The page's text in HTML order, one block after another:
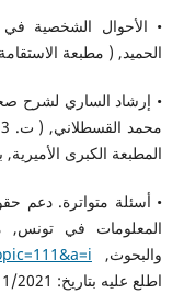
• الأحوال الشخصية
الحميد, ( مطبعة الاستقامة, مصر,
• إرشاد الساري لشرح
المطبعة الكبرى الأميرية,
• أسئلة متواترة. دعم
المعلومات في تونس,
والبحوث,
اطلع عليه بتاريخ: 27/11/2021م.